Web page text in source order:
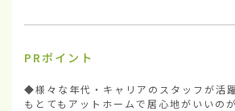
PRポイント
◆様々な年代・キャリアのスタッフが活
もとてもアットホームで居心地がいいのが